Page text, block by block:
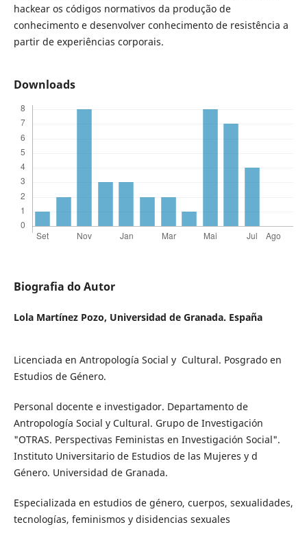
hackear os códigos normativos da produção de
conhecimento e desenvolver conhecimento de resistência a
partir de experiências corporais.
Downloads
Biografia do Autor
Lola Martínez Pozo, Universidad de Granada. España
Licenciada en Antropología Social y Cultural. Posgrado en
Estudios de Género.
Personal docente e investigador. Departamento de
Antropología Social y Cultural. Grupo de Investigación
"OTRAS. Perspectivas Feministas en Investigación Social".
Instituto Universitario de Estudios de las Mujeres y d
Género. Universidad de Granada.
Especializada en estudios de género, cuerpos, sexualidades,
tecnologías, feminismos y disidencias sexuales